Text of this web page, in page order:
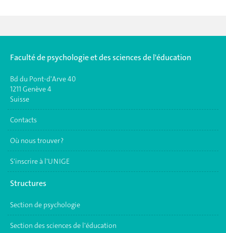
Faculté de psychologie et des sciences de l'éducation
Bd du Pont-d'Arve 40
1211 Genève 4
Suisse
Contacts
Où nous trouver ?
S'inscrire à l'UNIGE
Structures
Section de psychologie
Section des sciences de l'éducation